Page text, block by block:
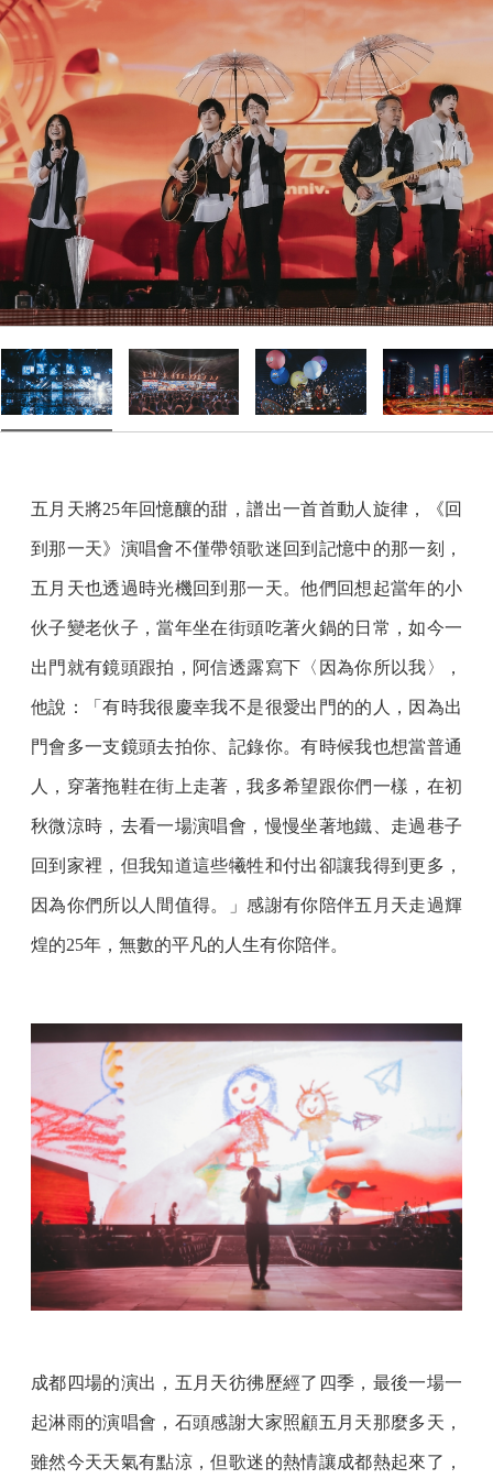
五月天將25年回憶釀的甜，譜出一首首動人旋律，《回
到那一天》演唱會不僅帶領歌迷回到記憶中的那一刻，
五月天也透過時光機回到那一天。他們回想起當年的小
伙子變老伙子，當年坐在街頭吃著火鍋的日常，如今一
出門就有鏡頭跟拍，阿信透露寫下〈因為你所以我〉，
他說：「有時我很慶幸我不是很愛出門的的人，因為出
門會多一支鏡頭去拍你、記錄你。有時候我也想當普通
人，穿著拖鞋在街上走著，我多希望跟你們一樣，在初
秋微涼時，去看一場演唱會，慢慢坐著地鐵、走過巷子
回到家裡，但我知道這些犧牲和付出卻讓我得到更多，
因為你們所以人間值得。」感謝有你陪伴五月天走過輝
煌的25年，無數的平凡的人生有你陪伴。
成都四場的演出，五月天彷彿歷經了四季，最後一場一
起淋雨的演唱會，石頭感謝大家照顧五月天那麼多天，
雖然今天天氣有點涼，但歌迷的熱情讓成都熱起來了，